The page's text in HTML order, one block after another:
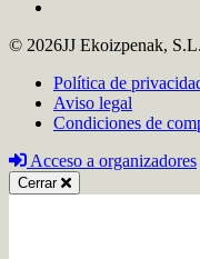
© 2026JJ Ekoizpenak, S.L.
Política de
Aviso legal
Condiciones de
Acceso a organizadores
Cerrar